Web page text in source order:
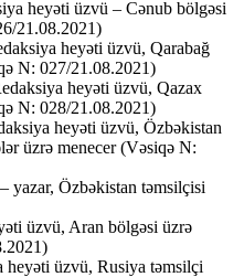
heyəti üzvü – Cənub bölgəsi
21.08.2021)
heyəti üzvü, Qarabağ
N: 027/21.08.2021)
heyəti üzvü, Qazax
N: 028/21.08.2021)
heyəti üzvü, Özbəkistan
üzrə menecer (Vəsiqə N:
– yazar, Özbəkistan təmsilçisi
üzvü, Aran bölgəsi üzrə
heyəti üzvü, Rusiya təmsilçi